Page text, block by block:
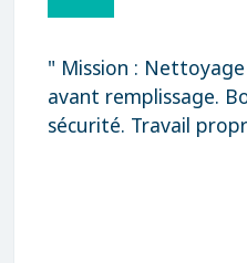
: Nettoyage d'un silo à
Bonnes
Travail propre. Équipe